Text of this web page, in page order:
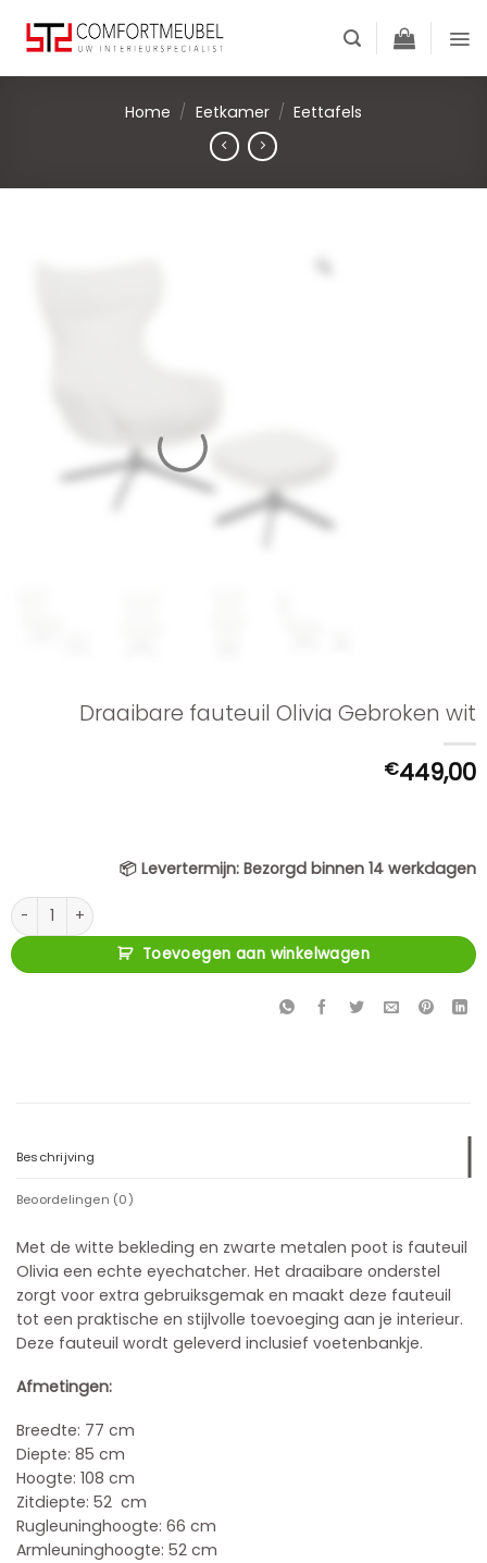
content
Home / Eetkamer / Eettafels
Draaibare fauteuil Olivia Gebroken wit
€449,00
📦 Levertermijn: Bezorgd binnen 14 werkdagen
Draaibare fauteuil Olivia Gebroken wit aantal
Toevoegen aan winkelwagen
Beschrijving
Beoordelingen (0)
Met de witte bekleding en zwarte metalen poot is fauteuil
Olivia een echte eyechatcher. Het draaibare onderstel
zorgt voor extra gebruiksgemak en maakt deze fauteuil
tot een praktische en stijlvolle toevoeging aan je interieur.
Deze fauteuil wordt geleverd inclusief voetenbankje.
Afmetingen:
Breedte: 77 cm
Diepte: 85 cm
Hoogte: 108 cm
Zitdiepte: 52 cm
Rugleuninghoogte: 66 cm
Armleuninghoogte: 52 cm